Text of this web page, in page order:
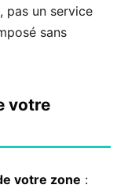
pas un service
sans
votre
votre zone :